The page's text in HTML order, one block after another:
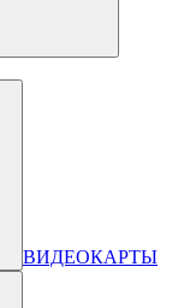
ВИДЕОКАРТЫ